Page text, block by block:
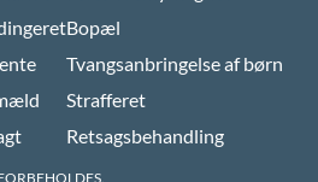
Bopæl
Tvangsanbringelse af børn
Strafferet
Retsagsbehandling